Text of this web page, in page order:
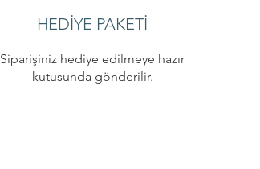
HEDİYE PAKETİ
Siparişiniz hediye edilmeye hazır
kutusunda gönderilir.